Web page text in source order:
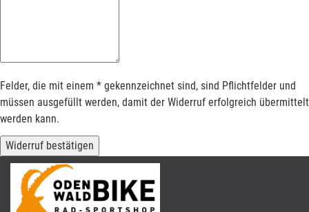
Felder, die mit einem * gekennzeichnet sind, sind Pflichtfelder und
müssen ausgefüllt werden, damit der Widerruf erfolgreich übermittelt
werden kann.
Widerruf bestätigen